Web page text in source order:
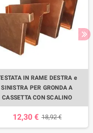
IN RAME DESTRA e
SINISTRA PER GRONDA A
CASSETTA CON SCALINO
12,30 € 18,92 €